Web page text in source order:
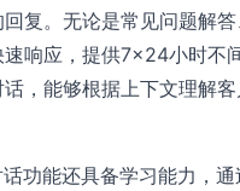
复。无论是常见问题解
响应，提供7×24小时不
，能够根据上下文理解
功能还具备学习能力，